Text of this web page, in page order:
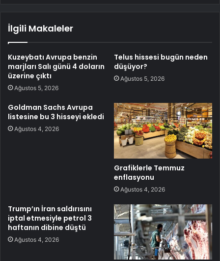
İlgili Makaleler
Kuzeybatı Avrupa benzin
marjları Salı günü 4 doların
üzerine çıktı
Ağustos 5, 2026
Telus hissesi bugün neden
düşüyor?
Ağustos 5, 2026
Goldman Sachs Avrupa
listesine bu 3 hisseyi ekledi
Ağustos 4, 2026
Grafiklerle Temmuz
enflasyonu
Ağustos 4, 2026
Trump’ın İran saldırısını
iptal etmesiyle petrol 3
haftanın dibine düştü
Ağustos 4, 2026